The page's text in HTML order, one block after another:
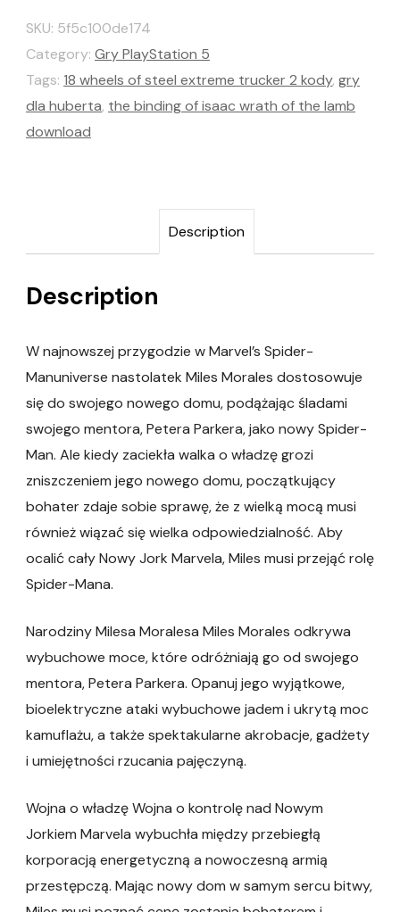
SKU: 5f5c100de174
Category: Gry PlayStation 5
Tags: 18 wheels of steel extreme trucker 2 kody, gry
dla huberta, the binding of isaac wrath of the lamb
download
Description
Description
W najnowszej przygodzie w Marvel’s Spider-
Manuniverse nastolatek Miles Morales dostosowuje
się do swojego nowego domu, podążając śladami
swojego mentora, Petera Parkera, jako nowy Spider-
Man. Ale kiedy zaciekła walka o władzę grozi
zniszczeniem jego nowego domu, początkujący
bohater zdaje sobie sprawę, że z wielką mocą musi
również wiązać się wielka odpowiedzialność. Aby
ocalić cały Nowy Jork Marvela, Miles musi przejąć rolę
Spider-Mana.
Narodziny Milesa Moralesa Miles Morales odkrywa
wybuchowe moce, które odróżniają go od swojego
mentora, Petera Parkera. Opanuj jego wyjątkowe,
bioelektryczne ataki wybuchowe jadem i ukrytą moc
kamuflażu, a także spektakularne akrobacje, gadżety
i umiejętności rzucania pajęczyną.
Wojna o władzę Wojna o kontrolę nad Nowym
Jorkiem Marvela wybuchła między przebiegłą
korporacją energetyczną a nowoczesną armią
przestępczą. Mając nowy dom w samym sercu bitwy,